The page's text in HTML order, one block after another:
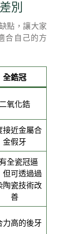
別
點，讓大家
合自己的方
全鋯冠
二氧化鋯
接近金屬合
金假牙
全瓷冠逼
但可透過過
陶瓷技術改
善
力高的後牙